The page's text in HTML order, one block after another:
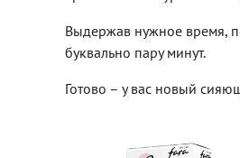
Выдержав нужное время,
буквально пару минут.
Готово – у вас новый